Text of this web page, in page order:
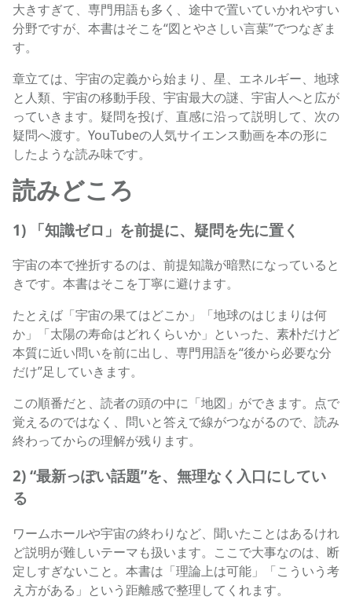
大きすぎて、専門用語も多く、途中で置いていかれやすい
分野ですが、本書はそこを“図とやさしい言葉”でつなぎま
す。
章立ては、宇宙の定義から始まり、星、エネルギー、地球
と人類、宇宙の移動手段、宇宙最大の謎、宇宙人へと広が
っていきます。疑問を投げ、直感に沿って説明して、次の
疑問へ渡す。YouTubeの人気サイエンス動画を本の形に
したような読み味です。
読みどころ
1) 「知識ゼロ」を前提に、疑問を先に置く
宇宙の本で挫折するのは、前提知識が暗黙になっていると
きです。本書はそこを丁寧に避けます。
たとえば「宇宙の果てはどこか」「地球のはじまりは何
か」「太陽の寿命はどれくらいか」といった、素朴だけど
本質に近い問いを前に出し、専門用語を“後から必要な分
だけ”足していきます。
この順番だと、読者の頭の中に「地図」ができます。点で
覚えるのではなく、問いと答えで線がつながるので、読み
終わってからの理解が残ります。
2) “最新っぽい話題”を、無理なく入口にしてい
る
ワームホールや宇宙の終わりなど、聞いたことはあるけれ
ど説明が難しいテーマも扱います。ここで大事なのは、断
定しすぎないこと。本書は「理論上は可能」「こういう考
え方がある」という距離感で整理してくれます。